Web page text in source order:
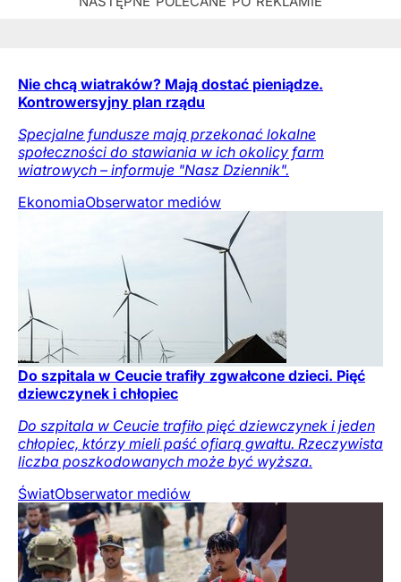
Nie chcą wiatraków? Mają dostać pieniądze.
Kontrowersyjny plan rządu
Specjalne fundusze mają przekonać lokalne
społeczności do stawiania w ich okolicy farm
wiatrowych – informuje "Nasz Dziennik".
EkonomiaObserwator mediów
Do szpitala w Ceucie trafiły zgwałcone dzieci. Pięć
dziewczynek i chłopiec
Do szpitala w Ceucie trafiło pięć dziewczynek i jeden
chłopiec, którzy mieli paść ofiarą gwałtu. Rzeczywista
liczba poszkodowanych może być wyższa.
ŚwiatObserwator mediów